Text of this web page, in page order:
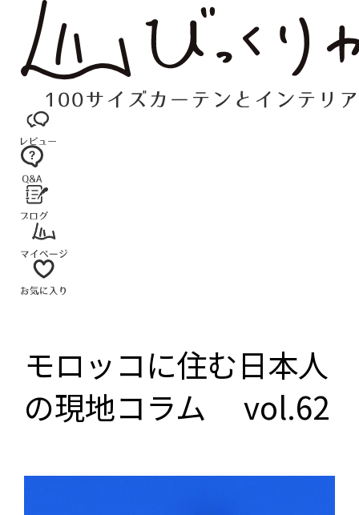
モロッコに住む日本人
の現地コラム vol.62